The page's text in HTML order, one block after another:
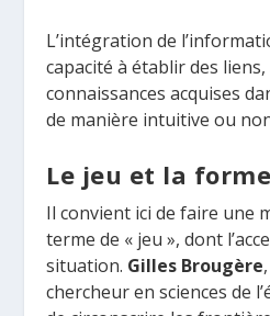
L’intégration de
capacité à établir des
connaissances acquises
de manière intuitive ou
Le jeu et la
Il convient ici de faire une
terme de « jeu », dont
situation. Gilles Brougère
chercheur en sciences de